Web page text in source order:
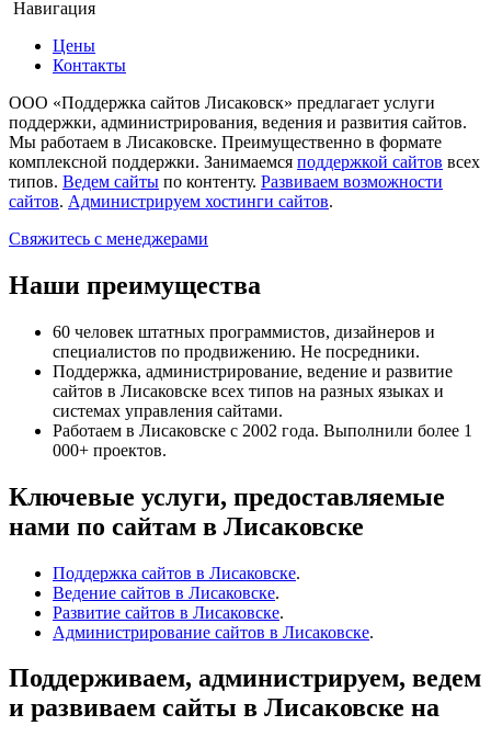
Навигация
Цены
Контакты
ООО «Поддержка сайтов Лисаковск» предлагает услуги
поддержки, администрирования, ведения и развития сайтов.
Мы работаем в Лисаковске. Преимущественно в формате
комплексной поддержки. Занимаемся поддержкой сайтов всех
типов. Ведем сайты по контенту. Развиваем возможности
сайтов. Администрируем хостинги сайтов.
Свяжитесь с менеджерами
Наши преимущества
60 человек штатных программистов, дизайнеров и
специалистов по продвижению. Не посредники.
Поддержка, администрирование, ведение и развитие
сайтов в Лисаковске всех типов на разных языках и
системах управления сайтами.
Работаем в Лисаковске с 2002 года. Выполнили более 1
000+ проектов.
Ключевые услуги, предоставляемые
нами по сайтам в Лисаковске
Поддержка сайтов в Лисаковске.
Ведение сайтов в Лисаковске.
Развитие сайтов в Лисаковске.
Администрирование сайтов в Лисаковске.
Поддерживаем, администрируем, ведем
и развиваем сайты в Лисаковске на